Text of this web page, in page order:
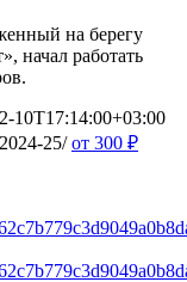
на берегу
начал работать
10T17:14:00+03:00
25/ от 300 ₽